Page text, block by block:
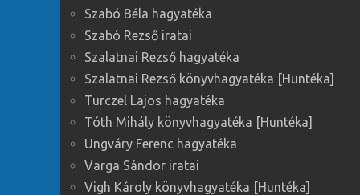
Szabó Béla hagyatéka
Szabó Rezső iratai
Szalatnai Rezső hagyatéka
Szalatnai Rezső könyvhagyatéka [Huntéka]
Turczel Lajos hagyatéka
Tóth Mihály könyvhagyatéka [Huntéka]
Ungváry Ferenc hagyatéka
Varga Sándor iratai
Vigh Károly könyvhagyatéka [Huntéka]